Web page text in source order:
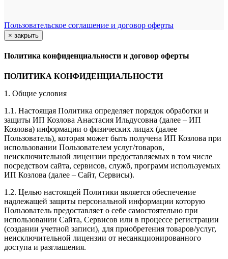
Пользовательское соглашение и договор оферты
× закрыть
Политика конфиденциальности и договор оферты
ПОЛИТИКА КОНФИДЕНЦИАЛЬНОСТИ
1. Общие условия
1.1. Настоящая Политика определяет порядок обработки и
защиты ИП Козлова Анастасия Ильдусовна (далее – ИП
Козлова) информации о физических лицах (далее –
Пользователь), которая может быть получена ИП Козлова при
использовании Пользователем услуг/товаров,
неисключительной лицензии предоставляемых в том числе
посредством сайта, сервисов, служб, программ используемых
ИП Козлова (далее – Сайт, Сервисы).
1.2. Целью настоящей Политики является обеспечение
надлежащей защиты персональной информации которую
Пользователь предоставляет о себе самостоятельно при
использовании Сайта, Сервисов или в процессе регистрации
(создании учетной записи), для приобретения товаров/услуг,
неисключительной лицензии от несанкционированного
доступа и разглашения.